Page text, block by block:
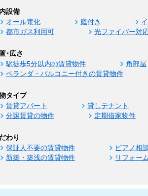
設備
オール電化 庭付き
都市ガス利用可
光ファイバー対
･広さ
駅徒歩5分以内の賃貸物件 角部屋
ベランダ・バルコニー付きの賃貸物件
タイプ
賃貸アパート 貸しテナント
分譲賃貸の物件
定期借家物件
わり
保証人不要の賃貸物件 ピアノ相
新築・築浅の賃貸物件
リフォー